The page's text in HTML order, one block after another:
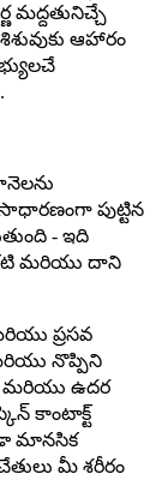
మద్దతునిచ్చే
ఆహారం
పుట్టిన
- ఇది
మరియు దాని
ప్రసవ
నొప్పిని
మరియు ఉదర
కాంటాక్ట్
మానసిక
మీ శరీరం